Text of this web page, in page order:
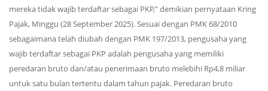
mereka tidak wajib terdaftar sebagai PKP,” demikian pernyataan Kring
Pajak, Minggu (28 September 2025). Sesuai dengan PMK 68/2010
sebagaimana telah diubah dengan PMK 197/2013, pengusaha yang
wajib terdaftar sebagai PKP adalah pengusaha yang memiliki
peredaran bruto dan/atau penerimaan bruto melebihi Rp4,8 miliar
untuk satu bulan tertentu dalam tahun pajak. Peredaran bruto